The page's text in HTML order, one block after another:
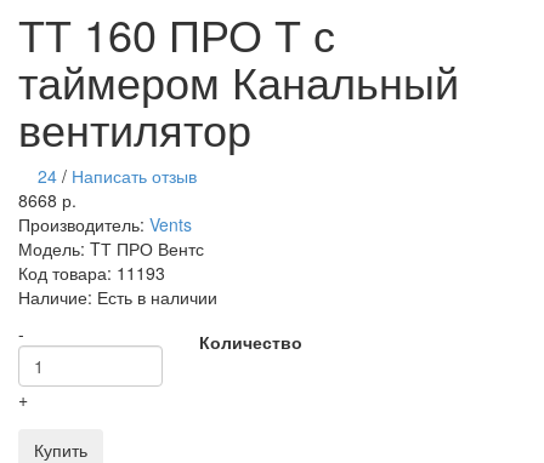
ТТ 160 ПРО Т с
таймером Канальный
вентилятор
24 / Написать отзыв
8668 р.
Производитель: Vents
Модель: TТ ПРО Вентс
Код товара: 11193
Наличие: Есть в наличии
Количество
-
+
Купить